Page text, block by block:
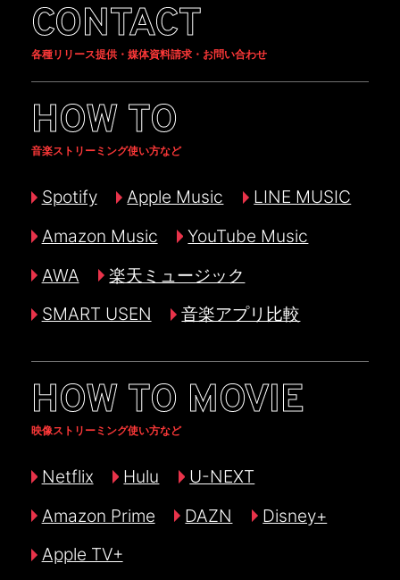
CONTACT
各種リリース提供・媒体資料請求・お問い合わせ
HOW TO
音楽ストリーミング使い方など
Spotify Apple Music
LINE MUSIC
Amazon Music
YouTube Music
AWA
楽天ミュージック
SMART USEN
音楽アプリ比較
HOW TO MOVIE
映像ストリーミング使い方など
Netflix Hulu
U-NEXT
Amazon Prime
DAZN
Disney+
Apple TV+